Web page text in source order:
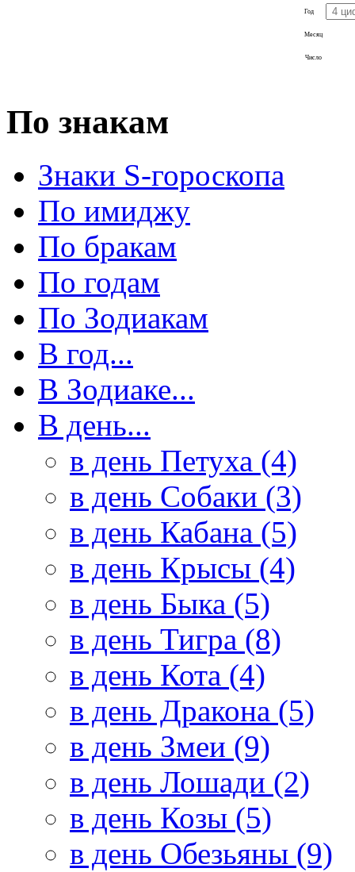
Год
Месяц
Число
По знакам
Знаки S-гороскопа
По имиджу
По бракам
По годам
По Зодиакам
В год...
В Зодиаке...
В день...
в день Петуха (4)
в день Собаки (3)
в день Кабана (5)
в день Крысы (4)
в день Быка (5)
в день Тигра (8)
в день Кота (4)
в день Дракона (5)
в день Змеи (9)
в день Лошади (2)
в день Козы (5)
в день Обезьяны (9)